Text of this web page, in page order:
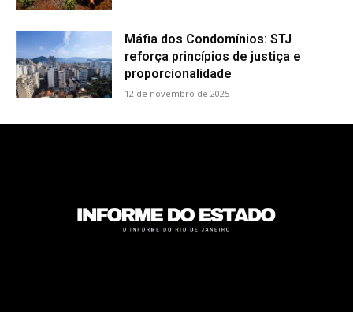
Máfia dos Condomínios: STJ
reforça princípios de justiça e
proporcionalidade
12 de novembro de 2025